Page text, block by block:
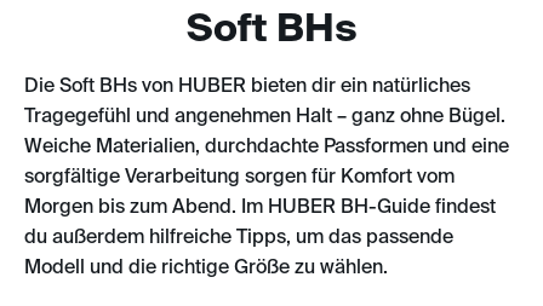
Soft BHs
Die Soft BHs von HUBER bieten dir ein natürliches
Tragegefühl und angenehmen Halt – ganz ohne Bügel.
Weiche Materialien, durchdachte Passformen und eine
sorgfältige Verarbeitung sorgen für Komfort vom
Morgen bis zum Abend. Im HUBER BH-Guide findest
du außerdem hilfreiche Tipps, um das passende
Modell und die richtige Größe zu wählen.